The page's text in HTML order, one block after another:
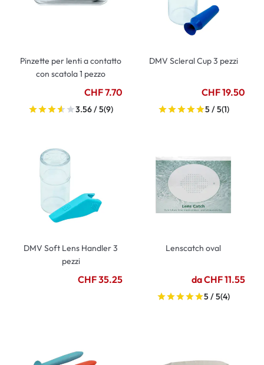
Pinzette per lenti a contatto
con scatola 1 pezzo
CHF 7.70
3.56 / 5(9)
DMV Scleral Cup 3 pezzi
CHF 19.50
5 / 5(1)
DMV Soft Lens Handler 3
pezzi
CHF 35.25
Lenscatch oval
da CHF 11.55
5 / 5(4)